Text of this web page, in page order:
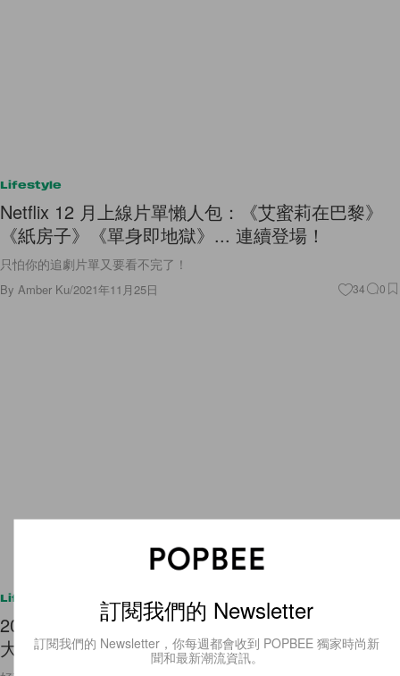
Lifestyle
Netflix 12 月上線片單懶人包：《艾蜜莉在巴黎》
《紙房子》《單身即地獄》... 連續登場！
只怕你的追劇片單又要看不完了！
By Amber Ku/2021年11月25日 34 0
Lifestyle
2022 年開幕：MUJI 將帶來全台最大旗艦店，哪 4
大亮點率先曝光？
訂閱我們的 Newsletter
訂閱我們的 Newsletter，你每週都會收到 POPBEE 獨家時尚新
聞和最新潮流資訊。